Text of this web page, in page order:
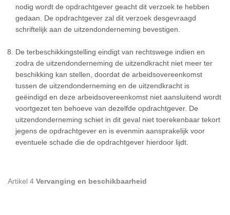
nodig wordt de opdrachtgever geacht dit verzoek te hebben
gedaan. De opdrachtgever zal dit verzoek desgevraagd
schriftelijk aan de uitzendonderneming bevestigen.
De terbeschikkingstelling eindigt van rechtswege indien en
zodra de uitzendonderneming de uitzendkracht niet meer ter
beschikking kan stellen, doordat de arbeidsovereenkomst
tussen de uitzendonderneming en de uitzendkracht is
geëindigd en deze arbeidsovereenkomst niet aansluitend wordt
voortgezet ten behoeve van dezelfde opdrachtgever. De
uitzendonderneming schiet in dit geval niet toerekenbaar tekort
jegens de opdrachtgever en is evenmin aansprakelijk voor
eventuele schade die de opdrachtgever hierdoor lijdt.
Artikel 4 Vervanging en beschikbaarheid